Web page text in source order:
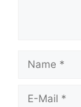
Name